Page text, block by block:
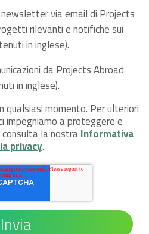
via email di Projects
rilevanti e notifiche sui
in inglese).
da Projects Abroad
in inglese).
qualsiasi momento. Per ulteriori
impegniamo a proteggere e
la nostraInformativa
privacy.